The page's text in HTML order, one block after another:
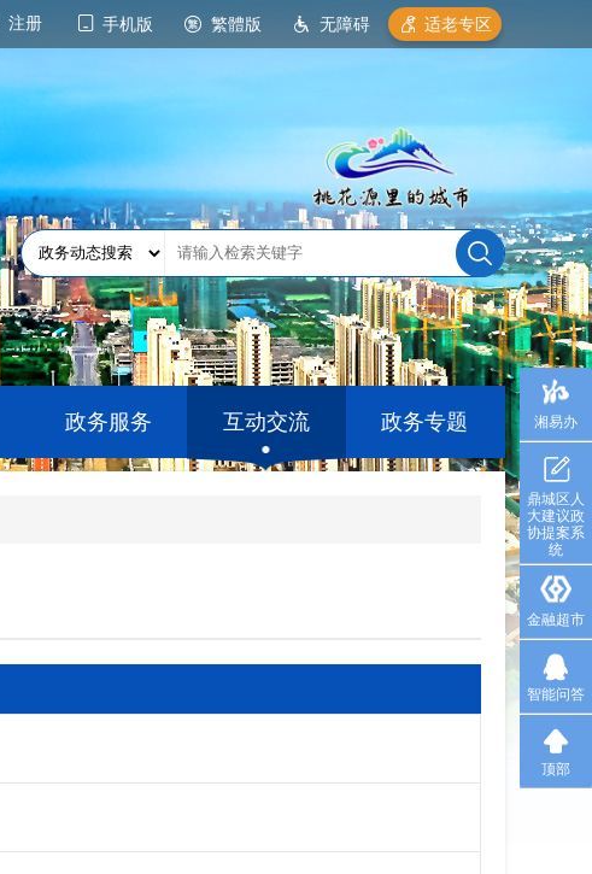
注册 手机版 繁體版 无障碍 适老专区
政务服务 互动交流 政务专题 湘易办
鼎城区人
大建议政
协提案系
统
金融超市
智能问答
顶部